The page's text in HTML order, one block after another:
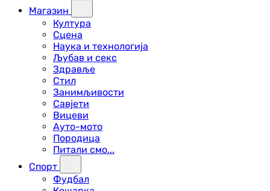
Магазин
Култура
Сцена
Наука и технологија
Љубав и секс
Здравље
Стил
Занимљивости
Савјети
Вицеви
Ауто-мото
Породица
Питали смо...
Спорт
Фудбал